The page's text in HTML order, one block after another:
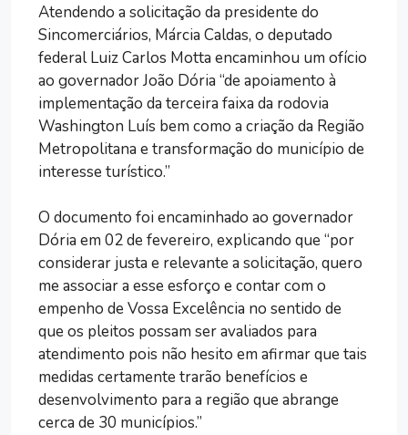
Atendendo a solicitação da presidente do
Sincomerciários, Márcia Caldas, o deputado
federal Luiz Carlos Motta encaminhou um ofício
ao governador João Dória “de apoiamento à
implementação da terceira faixa da rodovia
Washington Luís bem como a criação da Região
Metropolitana e transformação do município de
interesse turístico.”
O documento foi encaminhado ao governador
Dória em 02 de fevereiro, explicando que “por
considerar justa e relevante a solicitação, quero
me associar a esse esforço e contar com o
empenho de Vossa Excelência no sentido de
que os pleitos possam ser avaliados para
atendimento pois não hesito em afirmar que tais
medidas certamente trarão benefícios e
desenvolvimento para a região que abrange
cerca de 30 municípios.”